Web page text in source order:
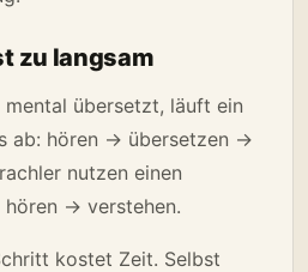
zu langsam
mental übersetzt, läuft ein
ab: hören → übersetzen →
nutzen einen
hören → verstehen.
kostet Zeit. Selbst